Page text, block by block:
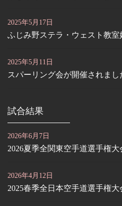
2025年5月17日
ふじみ野ステラ・ウェスト教室
2025年5月11日
スパーリング会が開催されまし
試合結果
2026年6月7日
2026夏季全関東空手道選手権大
2026年4月12日
2025春季全日本空手道選手権大